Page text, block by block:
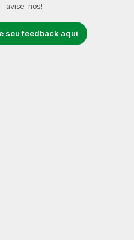
avise-nos!
seu feedback aqui